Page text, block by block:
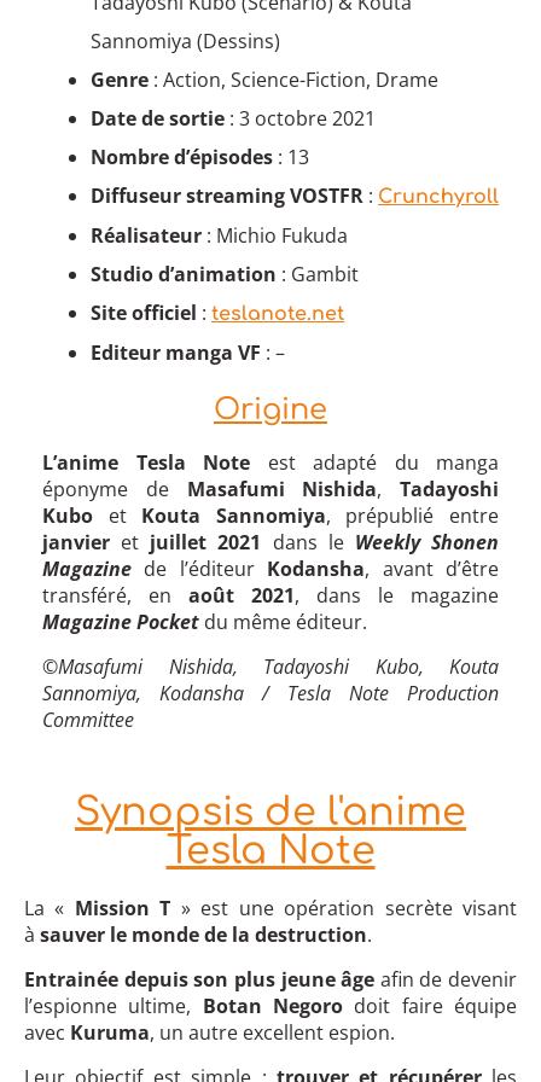
Sannomiya (Dessins)
Genre : Action, Science-Fiction, Drame
Date de sortie : 3 octobre 2021
Nombre d’épisodes : 13
Diffuseur streaming VOSTFR : Crunchyroll
Réalisateur : Michio Fukuda
Studio d’animation : Gambit
Site officiel : teslanote.net
Editeur manga VF : –
Origine
L’anime Tesla Note est adapté du manga
éponyme de Masafumi Nishida, Tadayoshi
Kubo et Kouta Sannomiya, prépublié entre
janvier et juillet 2021 dans le Weekly Shonen
Magazine de l’éditeur Kodansha, avant d’être
transféré, en août 2021, dans le magazine
Magazine Pocket du même éditeur.
©Masafumi Nishida, Tadayoshi Kubo, Kouta
Sannomiya, Kodansha / Tesla Note Production
Committee
Synopsis de l'anime
Tesla Note
La « Mission T » est une opération secrète visant
à sauver le monde de la destruction.
Entrainée depuis son plus jeune âge afin de devenir
l’espionne ultime, Botan Negoro doit faire équipe
avec Kuruma, un autre excellent espion.